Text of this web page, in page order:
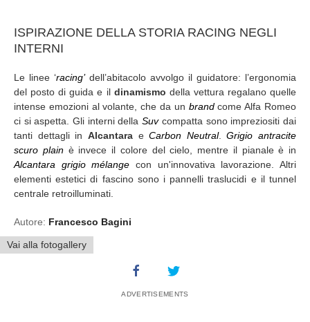
ISPIRAZIONE DELLA STORIA RACING NEGLI
INTERNI
Le linee ‘racing’dell’abitacolo avvolgo il guidatore: l’ergonomia
del posto di guida e il dinamismo della vettura regalano quelle
intense emozioni al volante, che da un brandcome Alfa Romeo
ci si aspetta. Gli interni dellaSuvcompatta sono impreziositi dai
tanti dettagli in AlcantaraeCarbon Neutral.Grigio antracite
scuro plainè invece il colore del cielo, mentre il pianale è in
Alcantara grigio mélange con un'innovativa lavorazione. Altri
elementi estetici di fascino sono i pannelli traslucidi e il tunnel
centrale retroilluminati.
Autore: Francesco Bagini
Vai alla fotogallery